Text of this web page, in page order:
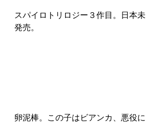
スパイロトリロジー３作目。日本未
発売。
卵泥棒。この子はビアンカ、悪役に